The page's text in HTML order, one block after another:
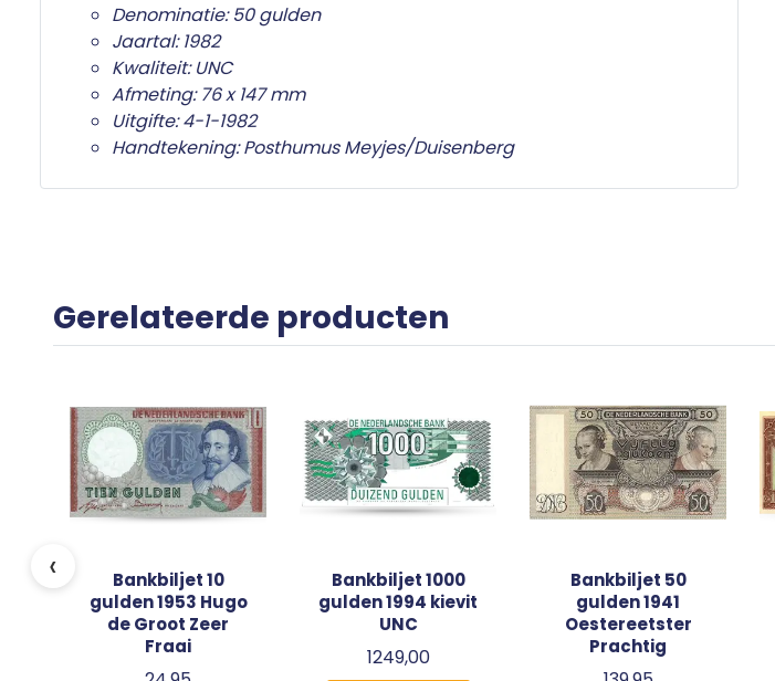
Denominatie: 50 gulden
Jaartal: 1982
Kwaliteit: UNC
Afmeting: 76 x 147 mm
Uitgifte: 4-1-1982
Handtekening: Posthumus Meyjes/Duisenberg
Gerelateerde producten
‹
Bankbiljet 10
gulden 1953 Hugo
de Groot Zeer
Fraai
Bankbiljet 1000
gulden 1994 kievit
UNC
1249,00
Bankbiljet 50
gulden 1941
Oestereetster
Prachtig